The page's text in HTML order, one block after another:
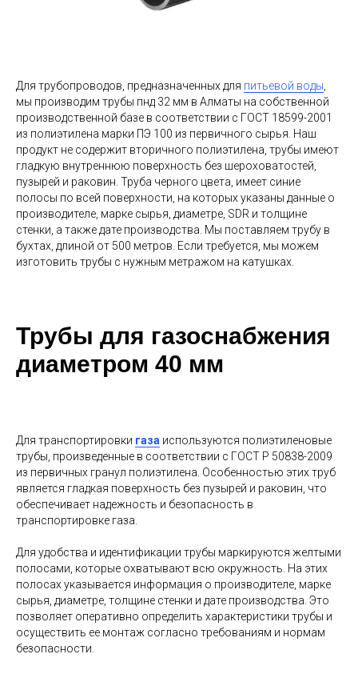
Для трубопроводов, предназначенных для питьевой воды,
мы производим трубы пнд 32 мм в Алматы на собственной
производственной базе в соответствии с ГОСТ 18599-2001
из полиэтилена марки ПЭ 100 из первичного сырья. Наш
продукт не содержит вторичного полиэтилена, трубы имеют
гладкую внутреннюю поверхность без шероховатостей,
пузырей и раковин. Труба черного цвета, имеет синие
полосы по всей поверхности, на которых указаны данные о
производителе, марке сырья, диаметре, SDR и толщине
стенки, а также дате производства. Мы поставляем трубу в
бухтах, длиной от 500 метров. Если требуется, мы можем
изготовить трубы с нужным метражом на катушках.
Трубы для газоснабжения
диаметром 40 мм
Для транспортировки газа используются полиэтиленовые
трубы, произведенные в соответствии с ГОСТ Р 50838-2009
из первичных гранул полиэтилена. Особенностью этих труб
является гладкая поверхность без пузырей и раковин, что
обеспечивает надежность и безопасность в
транспортировке газа.
Для удобства и идентификации трубы маркируются желтыми
полосами, которые охватывают всю окружность. На этих
полосах указывается информация о производителе, марке
сырья, диаметре, толщине стенки и дате производства. Это
позволяет оперативно определить характеристики трубы и
осуществить ее монтаж согласно требованиям и нормам
безопасности.